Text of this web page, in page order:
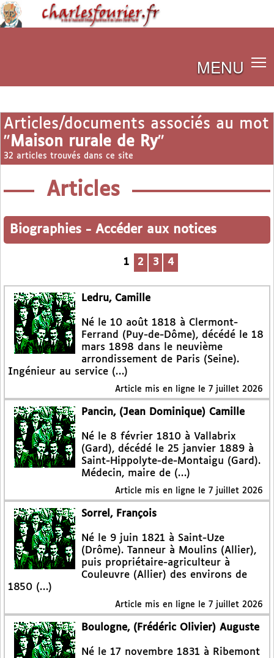
MENU
Articles/documents associés au mot
"Maison rurale de Ry"
32 articles trouvés dans ce site
Articles
Biographies - Accéder aux notices
1 2 3 4
Ledru, Camille
Né le 10 août 1818 à Clermont-
Ferrand (Puy-de-Dôme), décédé le 18
mars 1898 dans le neuvième
arrondissement de Paris (Seine).
Ingénieur au service (…)
Article mis en ligne le 7 juillet 2026
Pancin, (Jean Dominique) Camille
Né le 8 février 1810 à Vallabrix
(Gard), décédé le 25 janvier 1889 à
Saint-Hippolyte-de-Montaigu (Gard).
Médecin, maire de (…)
Article mis en ligne le 7 juillet 2026
Sorrel, François
Né le 9 juin 1821 à Saint-Uze
(Drôme). Tanneur à Moulins (Allier),
puis propriétaire-agriculteur à
Couleuvre (Allier) des environs de
1850 (…)
Article mis en ligne le 7 juillet 2026
Boulogne, (Frédéric Olivier) Auguste
Né le 17 novembre 1831 à Ribemont